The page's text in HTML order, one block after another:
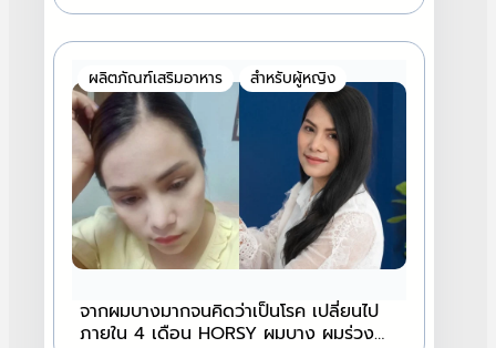
ผลิตภัณฑ์เสริมอาหาร สำหรับผู้หญิง
จากผมบางมากจนคิดว่าเป็นโรค เปลี่ยนไป
ภายใน 4 เดือน HORSY ผมบาง ผมร่วง